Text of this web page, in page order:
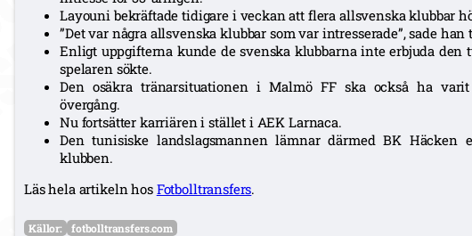
Layouni bekräftade tidigare i veckan att flera allsvenska klubbar
”Det var några allsvenska klubbar som var intresserade”, sade
Enligt uppgifterna kunde de svenska klubbarna inte erbjuda den
spelaren sökte.
Den osäkra tränarsituationen i Malmö FF ska också ha
övergång.
Nu fortsätter karriären i stället i AEK Larnaca.
Den tunisiske landslagsmannen lämnar därmed BK Häcken
klubben.
Läs hela artikeln hos Fotbolltransfers.
Källor: fotbolltransfers.com